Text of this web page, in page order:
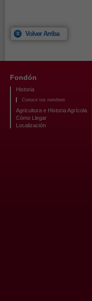
Volver Arriba
Fondón
Historia
Conoce tus nombres
Agricultura e Historia Agrícola
Cómo Llegar
Localización